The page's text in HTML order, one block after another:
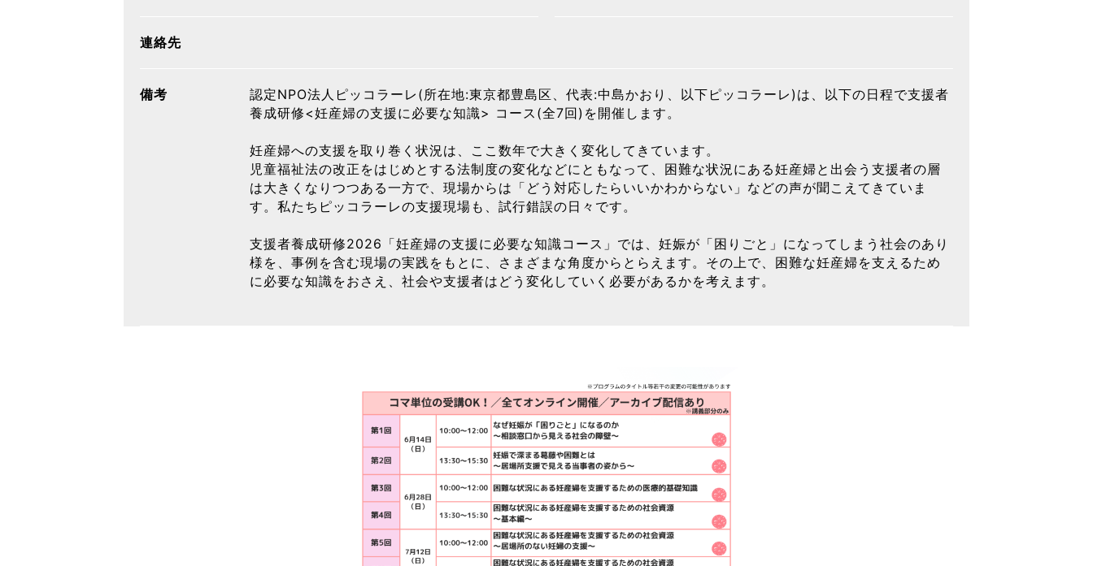
連絡先
備考
認定NPO法人ピッコラーレ(所在地:東京都豊島区、代表:中島かおり、以下ピッコラーレ)は、以下の日程で支援者
養成研修<妊産婦の支援に必要な知識> コース(全7回)を開催します。
妊産婦への支援を取り巻く状況は、ここ数年で大きく変化してきています。
児童福祉法の改正をはじめとする法制度の変化などにともなって、困難な状況にある妊産婦と出会う支援者の層
は大きくなりつつある一方で、現場からは「どう対応したらいいかわからない」などの声が聞こえてきていま
す。私たちピッコラーレの支援現場も、試行錯誤の日々です。
支援者養成研修2026「妊産婦の支援に必要な知識コース」では、妊娠が「困りごと」になってしまう社会のあり
様を、事例を含む現場の実践をもとに、さまざまな角度からとらえます。その上で、困難な妊産婦を支えるため
に必要な知識をおさえ、社会や支援者はどう変化していく必要があるかを考えます。